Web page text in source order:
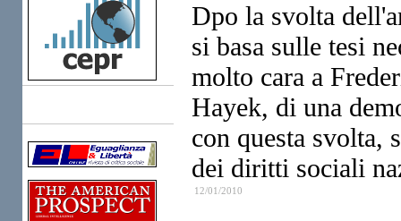
Dpo la svolta
si basa sulle tesi
molto cara a
Hayek, di una
con questa svolta,
dei diritti sociali
12/01/2010